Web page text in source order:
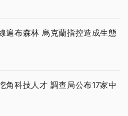
遍布森林 烏克蘭指控造成生態
角科技人才 調查局公布17家中